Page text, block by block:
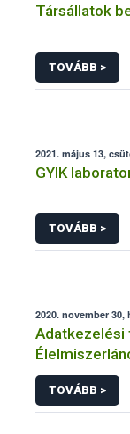
Társállatok
TOVÁBB >
2021. május 13,
GYIK
TOVÁBB >
2020. november 30,
Adatkezelési
üzemeltetett
információs
TOVÁBB >